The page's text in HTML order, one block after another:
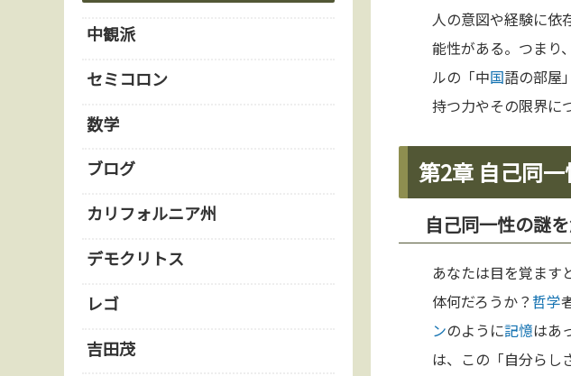
人の意図や経験に依
能性がある。つまり、
ルの「中国語の部屋
持つ力やその限界に
第2章 自己同
自己同一性の謎
あなたは目を覚ます
体何だろうか？ 哲学
ンのように記憶はあ
は、この「自分らし
中観派
セミコロン
数学
ブログ
カリフォルニア州
デモクリトス
レゴ
吉田茂